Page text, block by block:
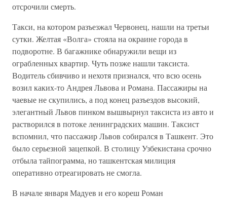
отсрочили смерть.
Такси, на котором разъезжал Червонец, нашли на третьи
сутки. Желтая «Волга» стояла на окраине города в
подворотне. В багажнике обнаружили вещи из
ограбленных квартир. Чуть позже нашли таксиста.
Водитель сбивчиво и нехотя признался, что всю осень
возил каких-то Андрея Львова и Романа. Пассажиры на
чаевые не скупились, а под конец разъездов высокий,
элегантный Львов пинком вышвырнул таксиста из авто и
растворился в потоке ленинградских машин. Таксист
вспомнил, что пассажир Львов собирался в Ташкент. Это
было серьезной зацепкой. В столицу Узбекистана срочно
отбыла тайпограмма, но ташкентская милиция
оперативно отреагировать не смогла.
В начале января Мадуев и его кореш Роман